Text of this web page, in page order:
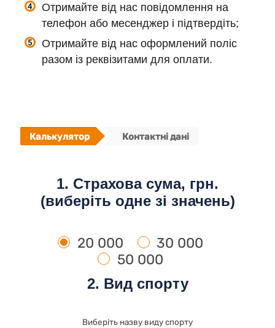
Отримайте від нас повідомлення на
телефон або месенджер і підтвердіть;
Отримайте від нас оформлений поліс
разом із реквізитами для оплати.
Калькулятор Контактні дані
1. Страхова сума, грн.
(виберіть одне зі значень)
20 000
30 000
50 000
2. Вид спорту
Виберіть назву виду спорту